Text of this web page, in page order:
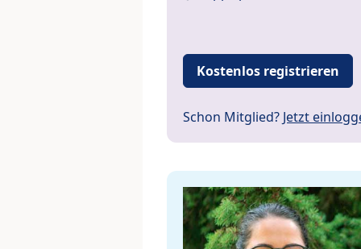
Kostenlos registrieren
Schon Mitglied? Jetzt